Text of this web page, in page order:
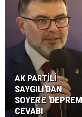
AK PARTİLİ
SAYGILI'DAN
SOYER'E
CEVABI